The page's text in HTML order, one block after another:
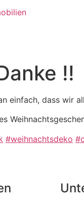
!!
einfach, dass wir
#weihnachtsdeko